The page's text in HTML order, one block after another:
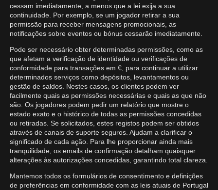
cessam imediatamente, a menos que a lei exija a sua
continuidade. Por exemplo, se um jogador retirar a sua
permissão para receber mensagens promocionais, as
notificações sobre eventos ou bónus cessarão imediatamente.
Pode ser necessário obter determinadas permissões, como as
que afetam a verificação de identidade ou verificações de
conformidade para transações em €, para continuar a utilizar
determinados serviços como depósitos, levantamentos ou
gestão de saldos. Nestes casos, os clientes podem ver
facilmente quais as permissões necessárias e quais as que não
são. Os jogadores podem pedir um relatório que mostre o
estado exato e o histórico de todas as permissões concedidas
ou retiradas. Se solicitados, estes registos podem ser obtidos
através de canais de suporte seguros. Ajudam a clarificar o
significado de cada ação. Para lhe proporcionar ainda mais
tranquilidade, os emails de confirmação detalham quaisquer
alterações às autorizações concedidas, garantindo total clareza.
Mantemos todos os formulários de consentimento e definições
de preferências em conformidade com as leis atuais de Portugal